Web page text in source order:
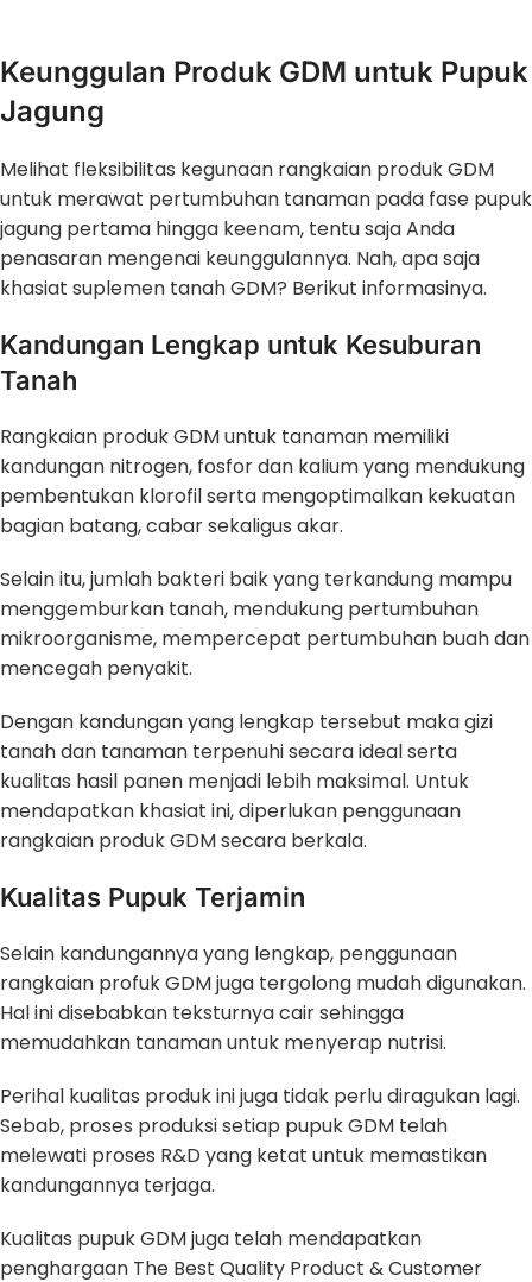
Keunggulan Produk GDM untuk Pupuk
Jagung
Melihat fleksibilitas kegunaan rangkaian produk GDM
untuk merawat pertumbuhan tanaman pada fase pupuk
jagung pertama hingga keenam, tentu saja Anda
penasaran mengenai keunggulannya. Nah, apa saja
khasiat suplemen tanah GDM? Berikut informasinya.
Kandungan Lengkap untuk Kesuburan
Tanah
Rangkaian produk GDM untuk tanaman memiliki
kandungan nitrogen, fosfor dan kalium yang mendukung
pembentukan klorofil serta mengoptimalkan kekuatan
bagian batang, cabar sekaligus akar.
Selain itu, jumlah bakteri baik yang terkandung mampu
menggemburkan tanah, mendukung pertumbuhan
mikroorganisme, mempercepat pertumbuhan buah dan
mencegah penyakit.
Dengan kandungan yang lengkap tersebut maka gizi
tanah dan tanaman terpenuhi secara ideal serta
kualitas hasil panen menjadi lebih maksimal. Untuk
mendapatkan khasiat ini, diperlukan penggunaan
rangkaian produk GDM secara berkala.
Kualitas Pupuk Terjamin
Selain kandungannya yang lengkap, penggunaan
rangkaian profuk GDM juga tergolong mudah digunakan.
Hal ini disebabkan teksturnya cair sehingga
memudahkan tanaman untuk menyerap nutrisi.
Perihal kualitas produk ini juga tidak perlu diragukan lagi.
Sebab, proses produksi setiap pupuk GDM telah
melewati proses R&D yang ketat untuk memastikan
kandungannya terjaga.
Kualitas pupuk GDM juga telah mendapatkan
penghargaan The Best Quality Product & Customer